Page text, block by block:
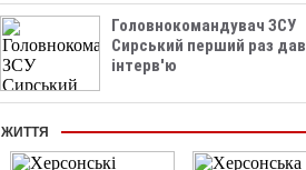
Головнокомандувач ЗСУ
Сирський перший раз дав
інтерв'ю
ЖИТТЯ